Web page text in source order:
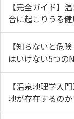
【完全ガイド】
合に起こりうる
【知らないと危
はいけない5つの
【温泉地理学入
地が存在するの